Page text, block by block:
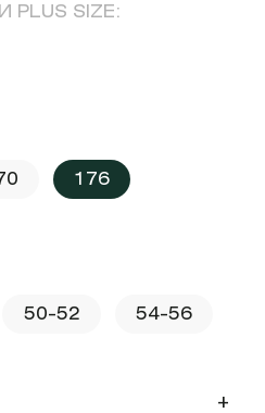
SIZE:
176
50-52 54-56
+